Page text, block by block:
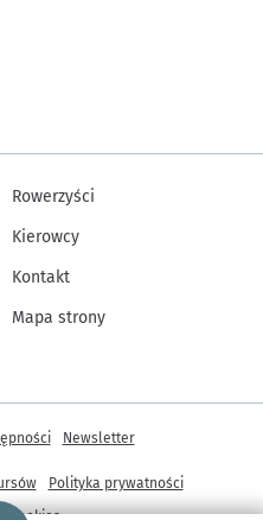
Strona główna - wroclaw.pl
Rowerzyści
Kierowcy
Kontakt
Mapa strony
Newsletter
Polityka prywatności
cookies